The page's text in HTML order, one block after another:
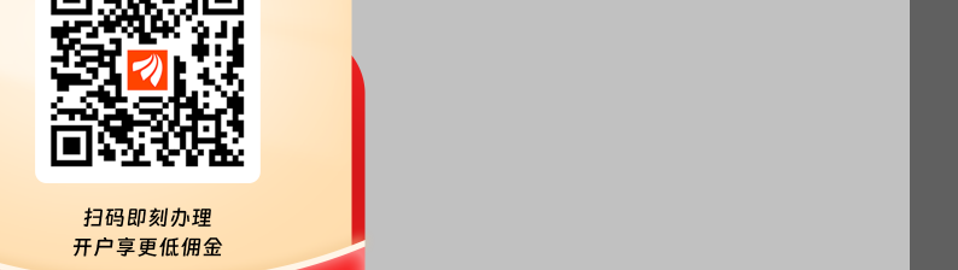
气量类型资源配置比例、气价上浮
；淡季资源配置占比60%、旺季资源
上上浮70%（新甘青宁陕蒙黑吉云贵
比38%。②浮动量：联动CLD（中国
。③调峰量：在各省门站价基础上上
、新奥能源、九丰能源。1）美伊冲
序：JKM（亚洲）>TTF（欧洲）